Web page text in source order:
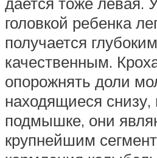
головкой ребенка
получается
качественным.
опорожнять доли
находящиеся снизу,
подмышке, они
крупнейшим